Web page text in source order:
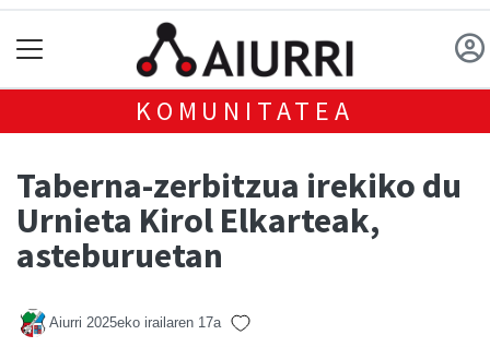
KOMUNITATEA
Taberna-zerbitzua irekiko du
Urnieta Kirol Elkarteak,
asteburuetan
Aiurri 2025eko irailaren 17a